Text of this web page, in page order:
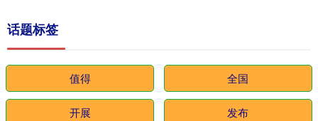
话题标签
值得 全国
开展 发布